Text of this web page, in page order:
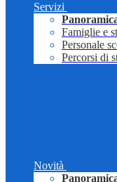
Servizi
Famiglie e
Personale
Percorsi di
Novità